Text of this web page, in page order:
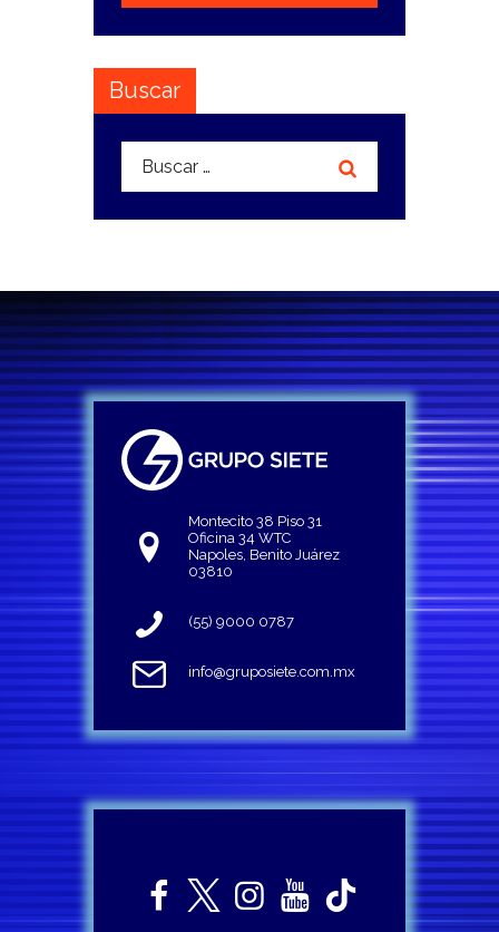
Buscar
Buscar:
Montecito 38 Piso 31
Oficina 34 WTC
Napoles, Benito Juárez
03810
(55) 9000 0787
info@gruposiete.com.mx